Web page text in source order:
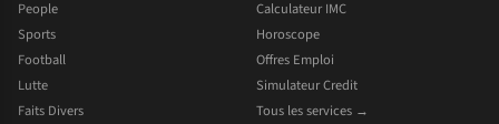
People
Sports
Football
Lutte
Faits Divers
Calculateur IMC
Horoscope
Offres Emploi
Simulateur Credit
Tous les services →